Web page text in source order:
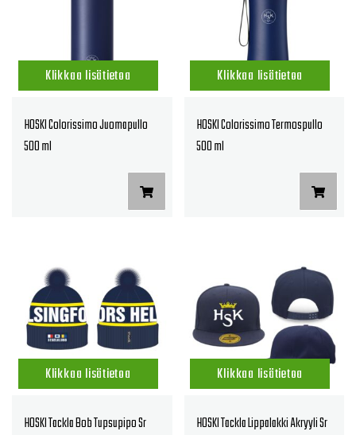
Klikkaa lisätietoa
HOSKI Colorissimo Juomapullo
500 ml
Klikkaa lisätietoa
HOSKI Colorissimo Termospullo
500 ml
Klikkaa lisätietoa
HOSKI Tackla Bob Tupsupipo Sr
Klikkaa lisätietoa
HOSKI Tackla Lippalakki Akryyli Sr